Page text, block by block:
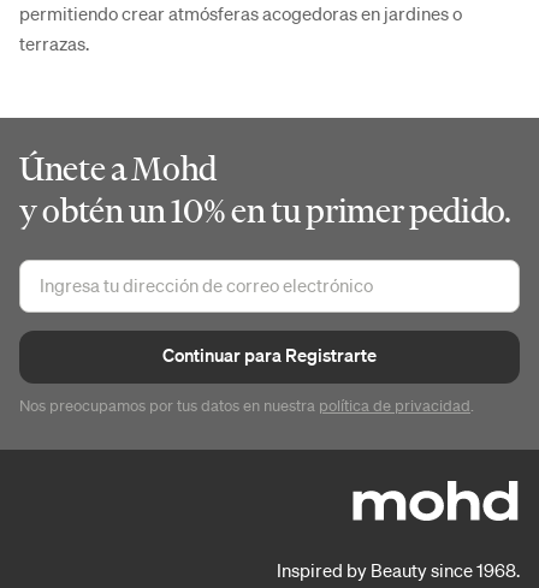
permitiendo crear atmósferas acogedoras en jardines o
terrazas.
Únete a Mohd
y obtén un 10% en tu primer pedido.
Continuar para Registrarte
Nos preocupamos por tus datos en nuestra política de privacidad.
Inspired by Beauty since 1968.